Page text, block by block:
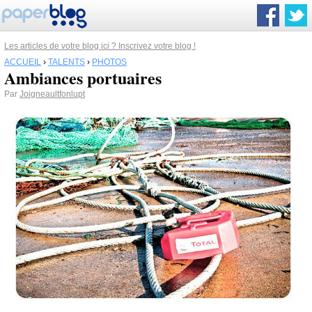
Les articles de votre blog ici ? Inscrivez votre blog !
ACCUEIL › TALENTS › PHOTOS
Ambiances portuaires
Par Joigneaultfonlupt